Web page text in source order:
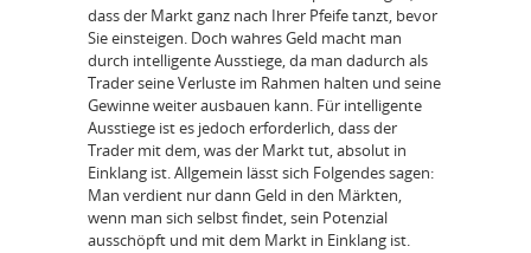
dass der Markt ganz nach Ihrer Pfeife tanzt, bevor
Sie einsteigen. Doch wahres Geld macht man
durch intelligente Ausstiege, da man dadurch als
Trader seine Verluste im Rahmen halten und seine
Gewinne weiter ausbauen kann. Für intelligente
Ausstiege ist es jedoch erforderlich, dass der
Trader mit dem, was der Markt tut, absolut in
Einklang ist. Allgemein lässt sich Folgendes sagen:
Man verdient nur dann Geld in den Märkten,
wenn man sich selbst findet, sein Potenzial
ausschöpft und mit dem Markt in Einklang ist.